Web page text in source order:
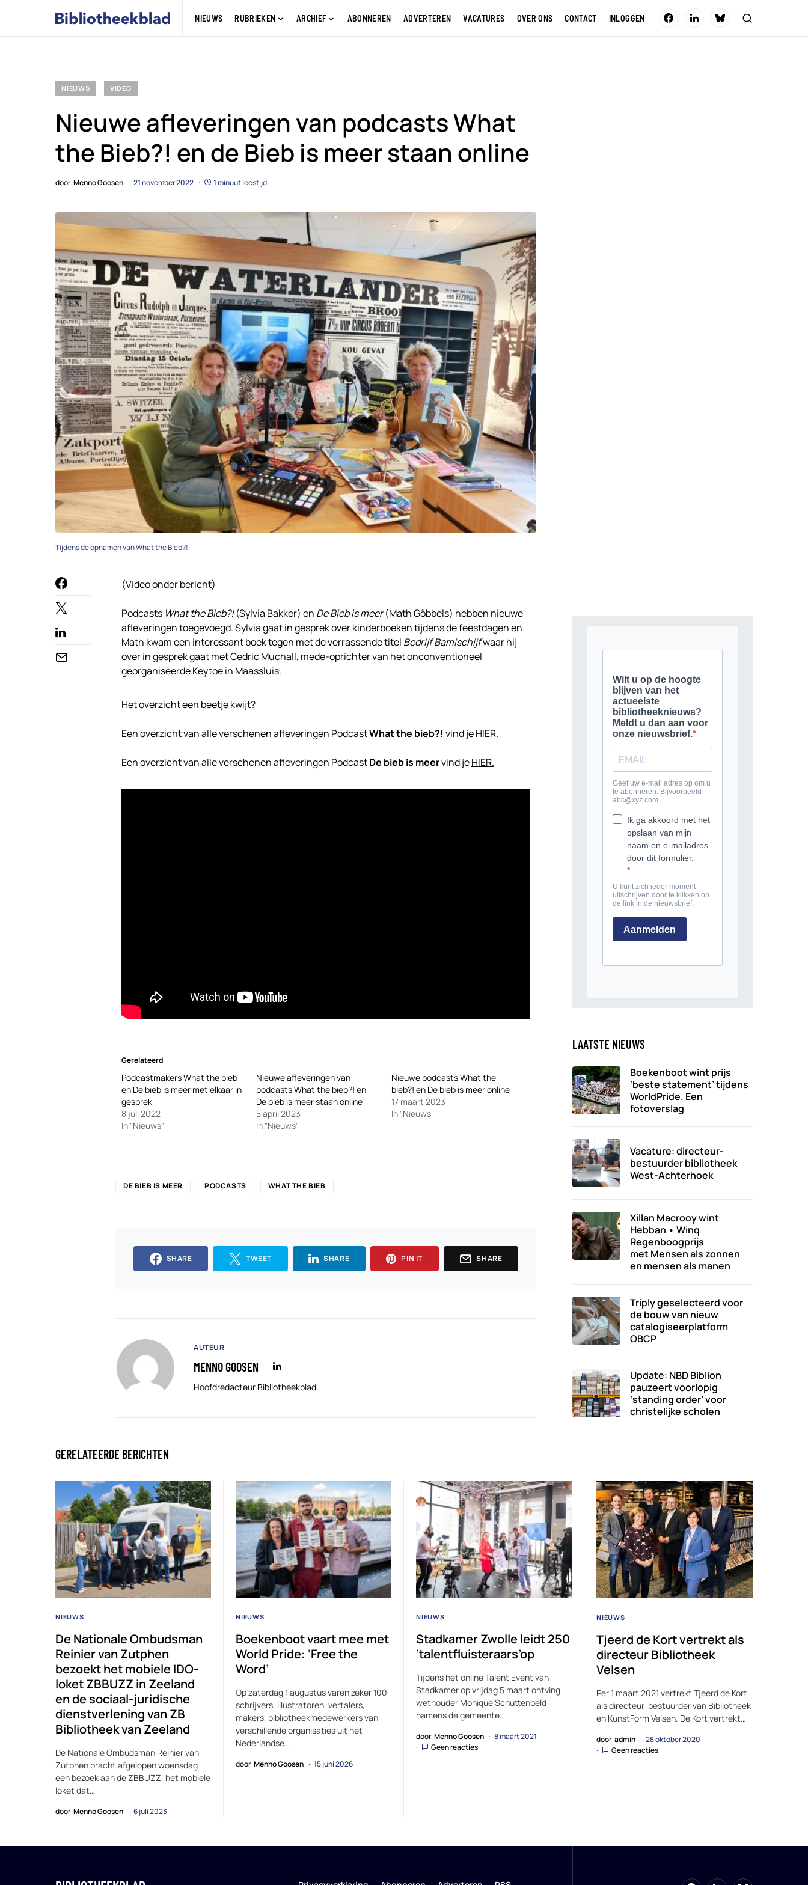
NIEUWS RUBRIEKEN ARCHIEF ABONNEREN ADVERTEREN VACATURES OVER ONS CONTACT INLOGGEN
NIEUWS VIDEO
Nieuwe afleveringen van podcasts What
the Bieb?! en de Bieb is meer staan online
door Menno Goosen 21 november 2022 1 minuut leestijd
Tijdens de opnamen van What the Bieb?!
(Video onder bericht)
Podcasts What the Bieb?!(Sylvia Bakker) en De Bieb is meer(Math Göbbels) hebben nieuwe
afleveringen toegevoegd. Sylvia gaat in gesprek over kinderboeken tijdens de feestdagen en
Math kwam een interessant boek tegen met de verrassende titel Bedrijf Bamischijfwaar hij
over in gesprek gaat met Cedric Muchall, mede-oprichter van het onconventioneel
georganiseerde Keytoe in Maassluis.
Het overzicht een beetje kwijt?
Een overzicht van alle verschenen afleveringen PodcastWhat the bieb?! vind jeHIER.
Een overzicht van alle verschenen afleveringen PodcastDe bieb is meervind jeHIER.
Gerelateerd
Podcastmakers What the bieb
en De bieb is meer met elkaar in
gesprek
8 juli 2022
In "Nieuws"
Nieuwe afleveringen van
podcasts What the bieb?! en
De bieb is meer staan online
5 april 2023
In "Nieuws"
Nieuwe podcasts What the
bieb?! en De bieb is meer online
17 maart 2023
In "Nieuws"
DE BIEB IS MEER PODCASTS WHAT THE BIEB
SHARE TWEET SHARE PIN IT SHARE
AUTEUR
MENNO GOOSEN
Hoofdredacteur Bibliotheekblad
LAATSTE NIEUWS
Boekenboot wint prijs
‘beste statement’ tijdens
WorldPride. Een
fotoverslag
Vacature: directeur-
bestuurder bibliotheek
West-Achterhoek
Xillan Macrooy wint
Hebban • Winq
Regenboogprijs
met Mensen als zonnen
en mensen als manen
Triply geselecteerd voor
de bouw van nieuw
catalogiseerplatform
OBCP
Update: NBD Biblion
pauzeert voorlopig
‘standing order’ voor
christelijke scholen
GERELATEERDE BERICHTEN
NIEUWS
De Nationale Ombudsman
Reinier van Zutphen
bezoekt het mobiele IDO-
loket ZBBUZZ in Zeeland
en de sociaal-juridische
dienstverlening van ZB
Bibliotheek van Zeeland
De Nationale Ombudsman Reinier van
Zutphen bracht afgelopen woensdag
een bezoek aan de ZBBUZZ, het mobiele
loket dat…
door Menno Goosen 6 juli 2023
NIEUWS
Boekenboot vaart mee met
World Pride: ‘Free the
Word’
Op zaterdag 1 augustus varen zeker 100
schrijvers, illustratoren, vertalers,
makers, bibliotheekmedewerkers van
verschillende organisaties uit het
Nederlandse…
door Menno Goosen 15 juni 2026
NIEUWS
Stadkamer Zwolle leidt 250
’talentfluisteraars’op
Tijdens het online Talent Event van
Stadkamer op vrijdag 5 maart ontving
wethouder Monique Schuttenbeld
namens de gemeente…
door Menno Goosen
8 maart 2021
Geen reacties
NIEUWS
Tjeerd de Kort vertrekt als
directeur Bibliotheek
Velsen
Per 1 maart 2021 vertrekt Tjeerd de Kort
als directeur-bestuurder van Bibliotheek
en KunstForm Velsen. De Kort vertrekt…
door admin
28 oktober 2020
Geen reacties